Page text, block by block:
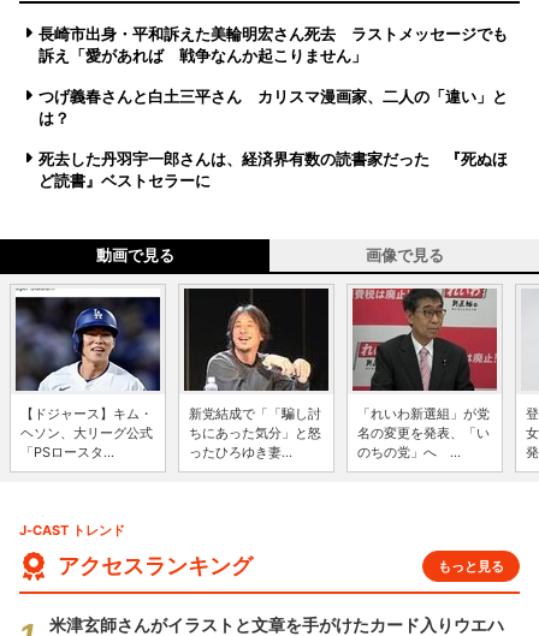
長崎市出身・平和訴えた美輪明宏さん死去 ラストメッセージでも
訴え「愛があれば 戦争なんか起こりません」
つげ義春さんと白土三平さん カリスマ漫画家、二人の「違い」と
は？
死去した丹羽宇一郎さんは、経済界有数の読書家だった 『死ぬほ
ど読書』ベストセラーに
動画で見る 画像で見る
【ドジャース】キム・
ヘソン、大リーグ公式
「PSロースタ...
新党結成で「「騙し討
ちにあった気分」と怒
ったひろゆき妻...
「れいわ新選組」が党
名の変更を発表、「い
のちの党」へ ...
J-CAST トレンド
アクセスランキング もっと見る
米津玄師さんがイラストと文章を手がけたカード入りウエハ